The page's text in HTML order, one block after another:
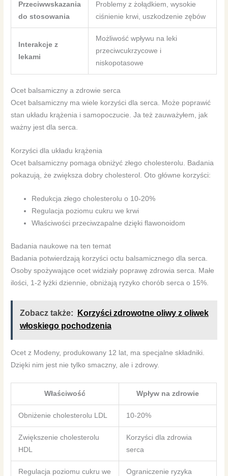
Przeciwwskazania
do stosowania
Problemy z żołądkiem, wysokie
ciśnienie krwi, uszkodzenie zębów
Interakcje z
lekami
Możliwość wpływu na leki
przeciwcukrzycowe i
niskopotasowe
Ocet balsamiczny a zdrowie serca
Ocet balsamiczny ma wiele korzyści dla serca. Może poprawić
stan układu krążenia i samopoczucie. Ja też zauważyłem, jak
ważny jest dla serca.
Korzyści dla układu krążenia
Ocet balsamiczny pomaga obniżyć złego cholesterolu. Badania
pokazują, że zwiększa dobry cholesterol. Oto główne korzyści:
Redukcja złego cholesterolu o 10-20%
Regulacja poziomu cukru we krwi
Właściwości przeciwzapalne dzięki flawonoidom
Badania naukowe na ten temat
Badania potwierdzają korzyści octu balsamicznego dla serca.
Osoby spożywające ocet widziały poprawę zdrowia serca. Małe
ilości, 1-2 łyżki dziennie, obniżają ryzyko chorób serca o 15%.
Zobacz także:
Korzyści zdrowotne oliwy z oliwek
włoskiego pochodzenia
Ocet z Modeny, produkowany 12 lat, ma specjalne składniki.
Dzięki nim jest nie tylko smaczny, ale i zdrowy.
Właściwość Wpływ na zdrowie
Obniżenie cholesterolu LDL 10-20%
Zwiększenie cholesterolu
HDL
Korzyści dla zdrowia
serca
Regulacja poziomu cukru we
Ograniczenie ryzyka